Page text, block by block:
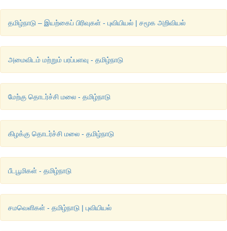
தமிழ்நாடு – இயற்கைப் பிரிவுகள் - புவியியல் | சமூக அறிவியல்
அமைவிடம் மற்றும் பரப்பளவு - தமிழ்நாடு
மேற்கு தொடர்ச்சி மலை - தமிழ்நாடு
கிழக்கு தொடர்ச்சி மலை - தமிழ்நாடு
பீடபூமிகள் - தமிழ்நாடு
சமவெளிகள் - தமிழ்நாடு | புவியியல்